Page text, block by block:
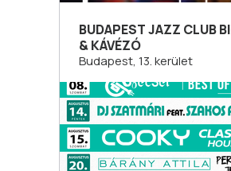
BUDAPEST JAZZ CLUB
& KÁVÉZÓ
Budapest, 13. kerület